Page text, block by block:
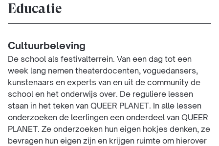
Educatie
Cultuurbeleving
De school als festivalterrein. Van een dag tot een
week lang nemen theaterdocenten, voguedansers,
kunstenaars en experts van en uit de community de
school en het onderwijs over. De reguliere lessen
staan in het teken van QUEER PLANET. In alle lessen
onderzoeken de leerlingen een onderdeel van QUEER
PLANET. Ze onderzoeken hun eigen hokjes denken, ze
bevragen hun eigen zijn en krijgen ruimte om hierover